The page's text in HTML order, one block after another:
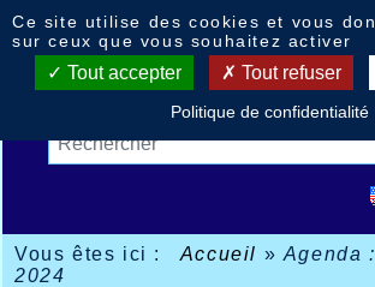
Vous êtes ici : Accueil » Agenda
2024
Ce site utilise des cookies et vous
sur ceux que vous souhaitez activer
Tout accepter Tout refuser
Politique de confidentialité